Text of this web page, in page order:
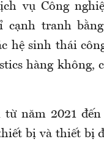
vụ Công
tranh
hệ sinh thái
hàng không,
năm 2021
bị và thiết bị